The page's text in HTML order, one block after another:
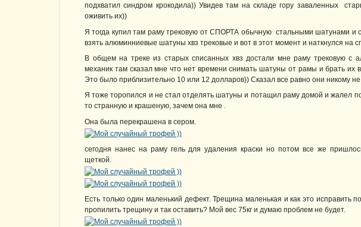
подхватил синдром крокодила)) Увидев там на складе гору заваленных
оживить их))
Я тогда купил там раму трековую от СПОРТА обычную стальными шатунами и
взять алюминниевые шатуны хвз трековые и вот в этот момент и наткнулся на
В общем на треке из старых списанных хвз достали мне раму трековую с
механик там сказал мне что нет времени снимать шатуны от рамы и брать
Это было приблизительно 10 или 12 долларов)) Сказал все равно они никому
Я тоже торопился и не стал отделять шатуны и потащил раму домой и жалел
то странную и крашеную, зачем она мне .
Она была перекрашена в сером.
сегодня нанес на раму гель для удаления краски но потом все же
щеткой.
Есть только один маленький дефект. Трещина маленькая и как это исправить
пропилить трещину и так оставить? Мой вес 75кг и думаю проблем не будет.